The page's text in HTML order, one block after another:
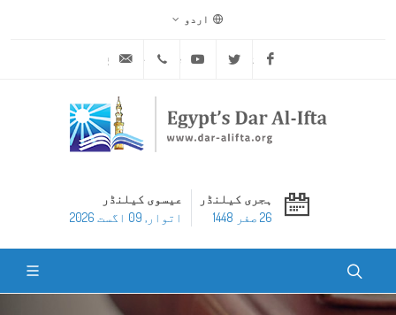
اردو
Facebook
Twitter
Youtube
ہجری کیلنڈر
26 صفر 1448
عیسوی کیلنڈر
اتوار, 09 اگست 2026